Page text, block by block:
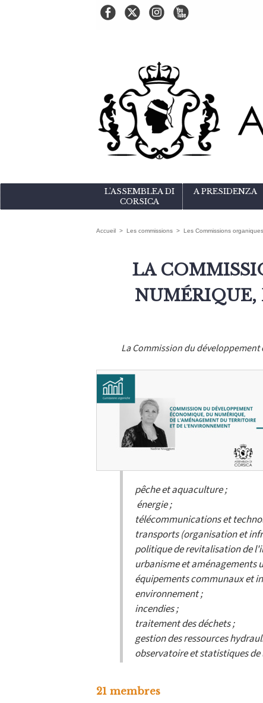
L'ASSEMBLEA DI
CORSICA
A PRESIDENZA
Accueil > Les commissions > Les Commissions organiques
LA
NUMÉRIQUE,
La Commission du
pêche et aquaculture ;
énergie ;
télécommunications et
transports (organisation et
politique de revitalisation de
urbanisme et aménagements
équipements communaux et
environnement ;
incendies ;
traitement des déchets ;
gestion des ressources
observatoire et statistiques
21 membres